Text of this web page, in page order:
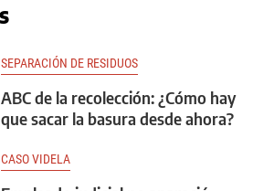
SEPARACIÓN DE RESIDUOS
ABC de la recolección: ¿Cómo hay
que sacar la basura desde ahora?
CASO VIDELA